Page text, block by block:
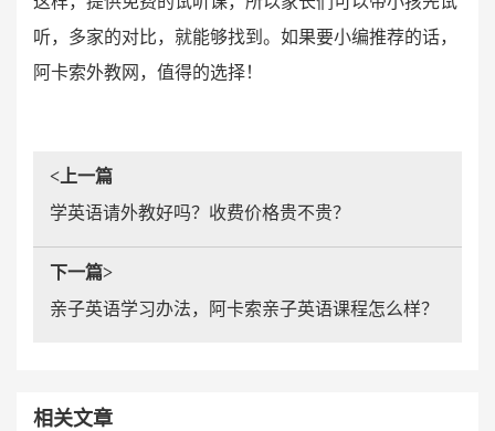
听，多家的对比，就能够找到。如果要小编推荐的话，
阿卡索外教网，值得的选择！
<上一篇
学英语请外教好吗？收费价格贵不贵？
下一篇>
亲子英语学习办法，阿卡索亲子英语课程怎么样？
相关文章